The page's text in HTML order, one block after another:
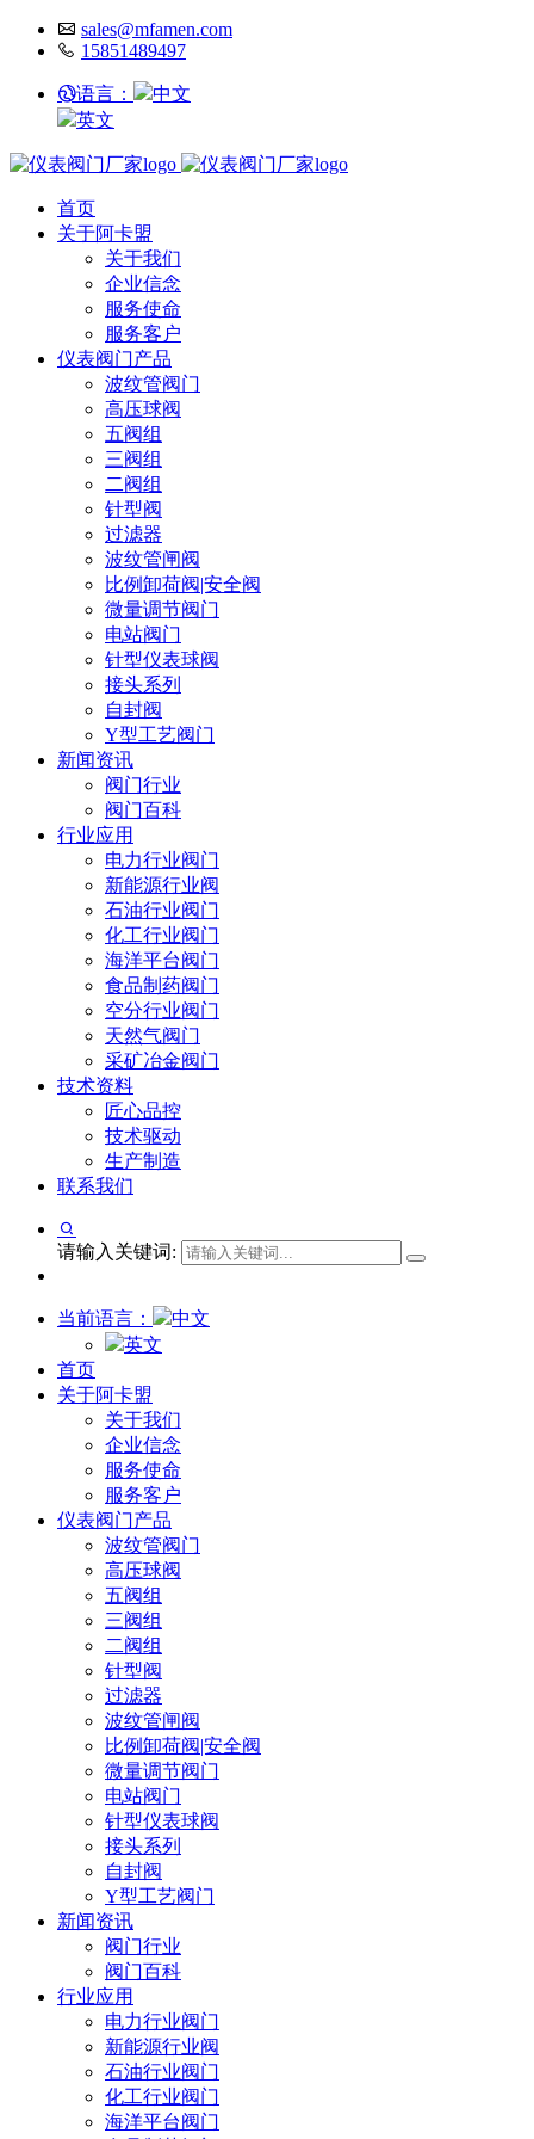
sales@mfamen.com
15851489497
语言：
中文
英文
首页
关于阿卡盟
关于我们
企业信念
服务使命
服务客户
仪表阀门产品
波纹管阀门
高压球阀
五阀组
三阀组
二阀组
针型阀
过滤器
波纹管闸阀
比例卸荷阀|安全阀
微量调节阀门
电站阀门
针型仪表球阀
接头系列
自封阀
Y型工艺阀门
新闻资讯
阀门行业
阀门百科
行业应用
电力行业阀门
新能源行业阀
石油行业阀门
化工行业阀门
海洋平台阀门
食品制药阀门
空分行业阀门
天然气阀门
采矿冶金阀门
技术资料
匠心品控
技术驱动
生产制造
联系我们
请输入关键词:
当前语言：
中文
英文
首页
关于阿卡盟
关于我们
企业信念
服务使命
服务客户
仪表阀门产品
波纹管阀门
高压球阀
五阀组
三阀组
二阀组
针型阀
过滤器
波纹管闸阀
比例卸荷阀|安全阀
微量调节阀门
电站阀门
针型仪表球阀
接头系列
自封阀
Y型工艺阀门
新闻资讯
阀门行业
阀门百科
行业应用
电力行业阀门
新能源行业阀
石油行业阀门
化工行业阀门
海洋平台阀门